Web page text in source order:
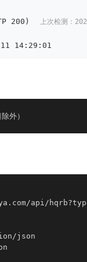
200) 上次检测：
14:29:01
外）
api/
json